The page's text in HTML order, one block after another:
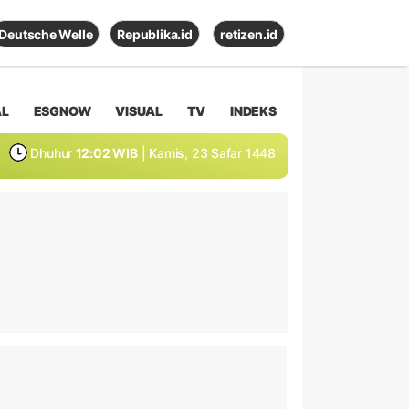
Deutsche Welle Republika.id retizen.id
ESGNOW VISUAL TV INDEKS
Dhuhur 12:02 WIB | Kamis, 23 Safar 1448